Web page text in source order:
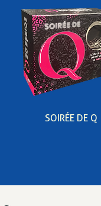
SOIRÉE DE Q